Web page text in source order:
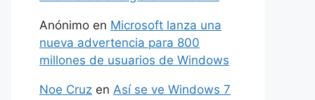
Anónimo en Microsoft lanza una
nueva advertencia para 800
millones de usuarios de Windows
Noe Cruz en Así se ve Windows 7